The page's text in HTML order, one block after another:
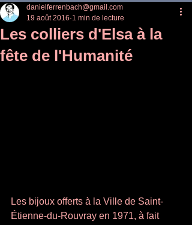
Les colliers d'Elsa à la
fête de l'Humanité
danielferrenbach@gmail.com
19 août 2016 1 min de lecture
Les bijoux offerts à la Ville de Saint-
Étienne-du-Rouvray en 1971, à fait